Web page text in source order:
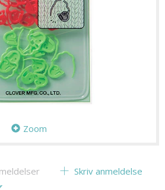
Zoom
Skriv anmeldelse